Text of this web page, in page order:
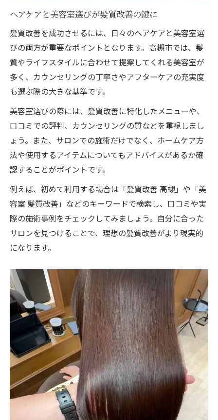
ヘアケアと美容室選びが髪質改善の鍵に
髪質改善を成功させるには、日々のヘアケアと美容室選
びの両方が重要なポイントとなります。高槻市では、髪
質やライフスタイルに合わせて提案してくれる美容室が
多く、カウンセリングの丁寧さやアフターケアの充実度
も選ぶ際の大きな基準です。
美容室選びの際には、髪質改善に特化したメニューや、
口コミでの評判、カウンセリングの質などを重視しまし
ょう。また、サロンでの施術だけでなく、ホームケア方
法や使用するアイテムについてもアドバイスがあるか確
認することがポイントです。
例えば、初めて利用する場合は「髪質改善 高槻」や「美
容室 髪質改善」などのキーワードで検索し、口コミや実
際の施術事例をチェックしてみましょう。自分に合った
サロンを見つけることで、理想の髪質改善がより現実的
になります。